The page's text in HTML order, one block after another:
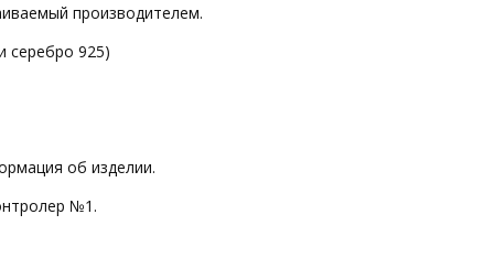
производителем.
серебро 925)
об изделии.
№1.